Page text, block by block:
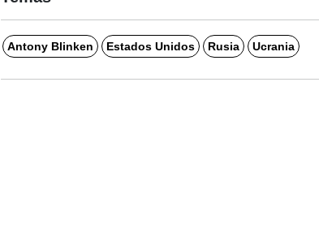
Antony Blinken Estados Unidos Rusia Ucrania